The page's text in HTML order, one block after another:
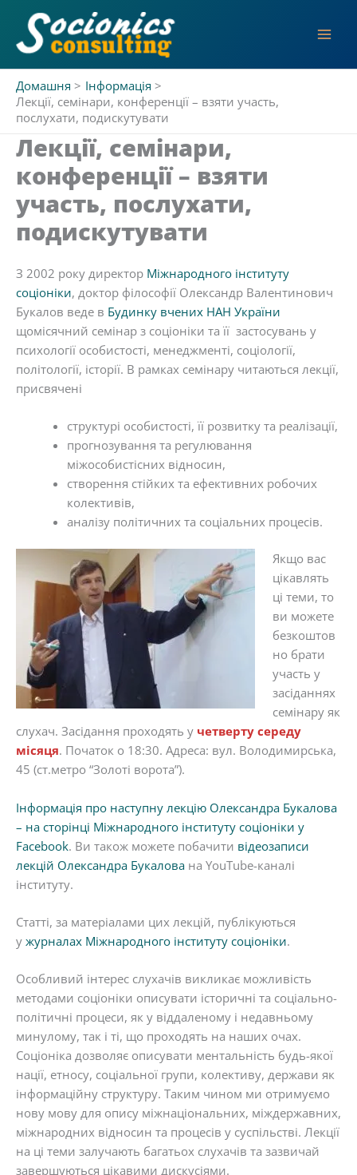
Перейти
вмісту
Домашня
Інформація
Лекції, семінари, конференції – взяти участь,
послухати, подискутувати
Лекції, семінари,
конференції – взяти
участь, послухати,
подискутувати
З 2002 року директор Міжнародного інституту
соціоніки, доктор філософії Олександр Валентинович
Букалов веде в Будинку вчених НАН України
щомісячний семінар з соціоніки та її застосувань у
психології особистості, менеджменті, соціології,
політології, історії. В рамках семінару читаються лекції,
присвячені
структурі особистості, її розвитку та реалізації,
прогнозування та регулювання
міжособистісних відносин,
створення стійких та ефективних робочих
колективів,
аналізу політичних та соціальних процесів.
Якщо вас
цікавлять
ці теми, то
ви можете
безкоштов
но брати
участь у
засіданнях
семінару як
слухач. Засідання проходять у четверту середу
місяця. Початок о 18:30. Адреса: вул. Володимирська,
45 (ст.метро “Золоті ворота”).
Інформація про наступну лекцію Олександра Букалова
– на сторінці Міжнародного інституту соціоніки у
Facebook. Ви також можете побачити відеозаписи
лекцій Олександра Букалова на YouTube-каналі
інституту.
Статті, за матеріалами цих лекцій, публікуються
у журналах Міжнародного інституту соціоніки.
Особливий інтерес слухачів викликає можливість
методами соціоніки описувати історичні та соціально-
політичні процеси, як у віддаленому і недавньому
минулому, так і ті, що проходять на наших очах.
Соціоніка дозволяє описувати ментальність будь-якої
нації, етносу, соціальної групи, колективу, держави як
інформаційну структуру. Таким чином ми отримуємо
нову мову для опису міжнаціональних, міждержавних,
міжнародних відносин та процесів у суспільстві. Лекції
на ці теми залучають багатьох слухачів та зазвичай
завершуються цікавими дискусіями.